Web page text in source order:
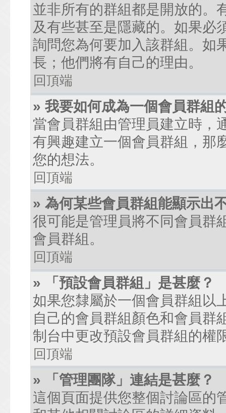
並非所有的群組都是開放的。
及有些甚至是隱藏的。如果必
詢問您為何要加入該群組。如
長；他們將有自己的理由。
回頂端
» 我要如何成為一個會員群組
當會員群組由管理員建立時，
有興趣建立一個會員群組，那
您的想法。
回頂端
» 為何某些會員群組能顯示出
很可能是管理員將不同會員群
會員群組。
回頂端
» 「預設會員群組」是甚麼？
如果您隸屬於一個會員群組以
自己的會員群組顏色和會員群
制台中更改預設會員群組的權
回頂端
» 「管理團隊」連結是甚麼？
這個頁面提供您整個討論區的